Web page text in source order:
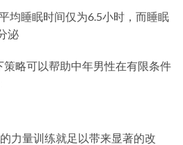
均睡眠时间仅为6.5小时，而睡眠
泌
略可以帮助中年男性在有限条件
力量训练就足以带来显著的改